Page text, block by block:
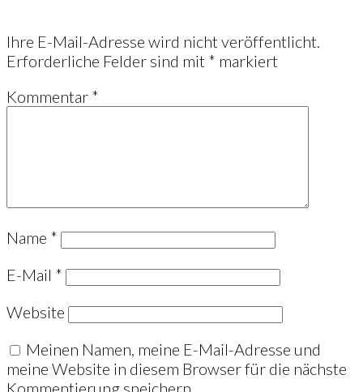
Ihre E-Mail-Adresse wird nicht veröffentlicht.
Erforderliche Felder sind mit * markiert
Kommentar *
Name *
E-Mail *
Website
Meinen Namen, meine E-Mail-Adresse und
meine Website in diesem Browser für die nächste